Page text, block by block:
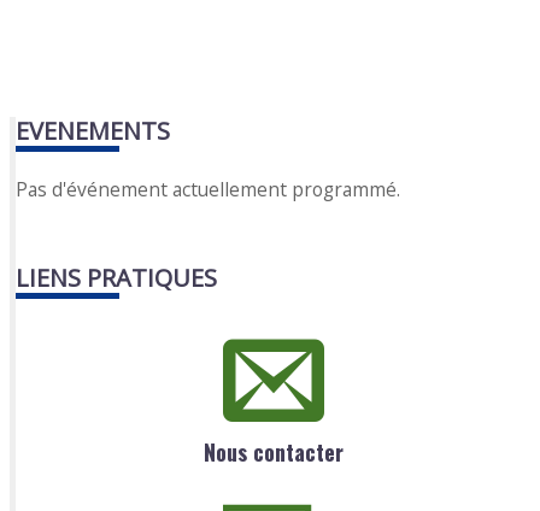
EVENEMENTS
Pas d'événement actuellement programmé.
LIENS PRATIQUES
Nous contacter